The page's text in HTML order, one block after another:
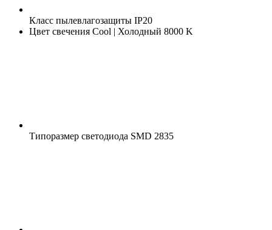
Класс пылевлагозащиты IP20
Цвет свечения Cool | Холодный 8000 K
Типоразмер светодиода SMD 2835